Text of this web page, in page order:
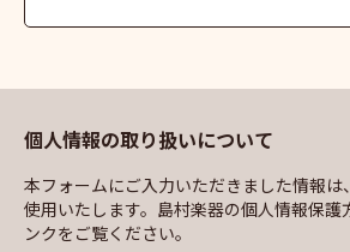
個人情報の取り扱いについて
本フォームにご入力いただきました情報は
使用いたします。島村楽器の個人情報保護
ンクをご覧ください。